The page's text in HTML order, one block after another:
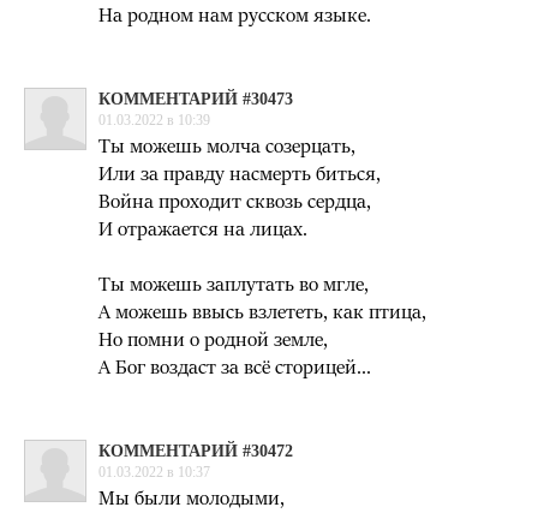
На родном нам русском языке.
КОММЕНТАРИЙ #30473
01.03.2022 в 10:39
Ты можешь молча созерцать,
Или за правду насмерть биться,
Война проходит сквозь сердца,
И отражается на лицах.
Ты можешь заплутать во мгле,
А можешь ввысь взлететь, как птица,
Но помни о родной земле,
А Бог воздаст за всё сторицей...
КОММЕНТАРИЙ #30472
01.03.2022 в 10:37
Мы были молодыми,